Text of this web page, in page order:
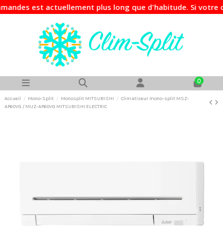
plus long que d'habitude. Si votre
0
Accueil Mono-Split Monosplit MITSUBISHI
Climatiseur mono-split MSZ-
AP60VG / MUZ-AP60VG MITSUBISHI ELECTRIC